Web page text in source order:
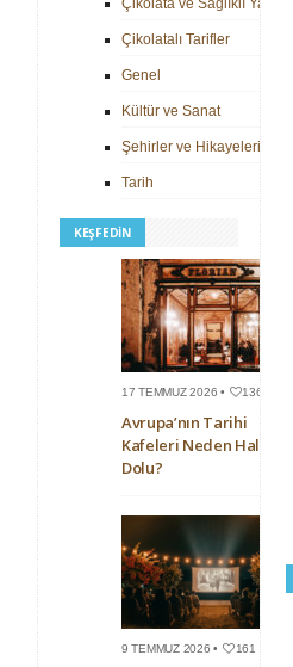
Çikolata ve Sağlıklı Yaşam
Çikolatalı Tarifler
Genel
Kültür ve Sanat
Şehirler ve Hikayeleri
Tarih
KEŞFEDIN
17 TEMMUZ 2026 • 136
Avrupa’nın Tarihi
Kafeleri Neden Hala
Dolu?
9 TEMMUZ 2026 • 161